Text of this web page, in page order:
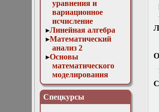
уравнения и
вариационное
исчисление
Линейная алгебра
Математический
анализ 2
Основы
математического
моделирования
Численные методы
в физике
Спецкурсы